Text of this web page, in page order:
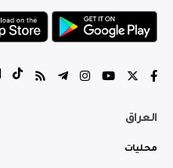
العراق
محليات